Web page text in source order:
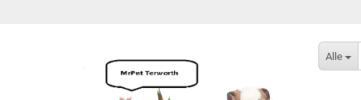
Alle